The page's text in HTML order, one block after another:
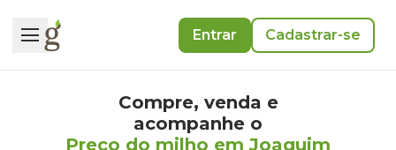
Entrar Cadastrar-se
Compre, venda e
acompanhe o
Preço do milho em Joaquim